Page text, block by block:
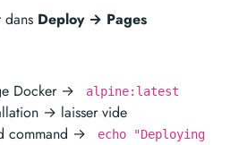
dans Deploy → Pages
Docker → alpine:latest
→ laisser vide
command →
echo "Deploying